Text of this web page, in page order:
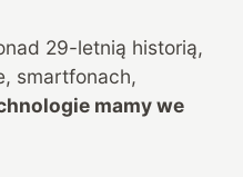
29-letnią historią,
smartfonach,
mamy we